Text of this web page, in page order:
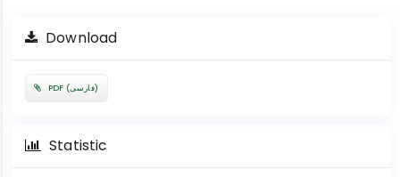
Download
PDF (فارسی)
Statistic